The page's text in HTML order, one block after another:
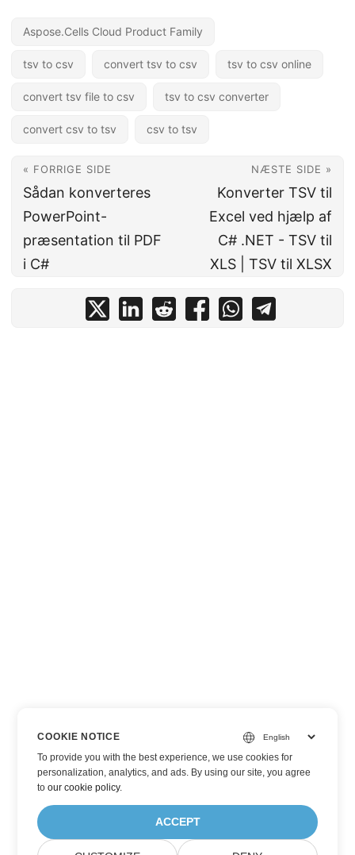
Aspose.Cells Cloud Product Family
tsv to csv convert tsv to csv tsv to csv online
convert tsv file to csv tsv to csv converter
convert csv to tsv csv to tsv
« FORRIGE SIDE
Sådan konverteres
PowerPoint-
præsentation til PDF
i C#
NÆSTE SIDE »
Konverter TSV til
Excel ved hjælp af
C# .NET - TSV til
XLS | TSV til XLSX
COOKIE NOTICE
To provide you with the best experience, we use cookies for
personalization, analytics, and ads. By using our site, you agree
toour cookie policy.
ACCEPT